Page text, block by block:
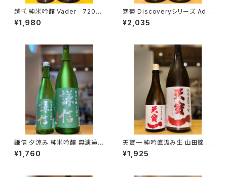
越弌 純米吟醸 Vader 720ml
１本（株式会社越後鶴亀・新潟県
新潟市西蒲区竹野町）
¥1,980
寒菊 Discoveryシリーズ Ada
pt -ふさこがね50 うすにごり無
濾過生原酒-2026 720ml１本
¥2,035
謙信 夕涼み 純米吟醸 無濾過生
720ml１本（池田屋酒造・新潟
県糸魚川市新鉄）
¥1,760
天寶一 純吟直汲み生 山田錦 7
20ml１本（㈱天寶一・広島県福
山市神辺町）
¥1,925